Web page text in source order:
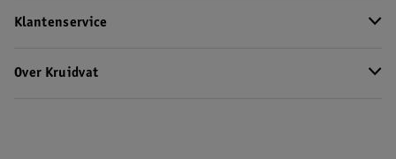
Klantenservice
Over Kruidvat